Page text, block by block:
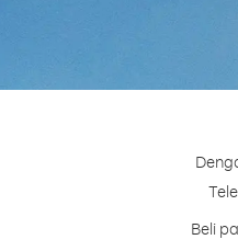
Beli